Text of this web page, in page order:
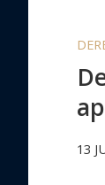
13